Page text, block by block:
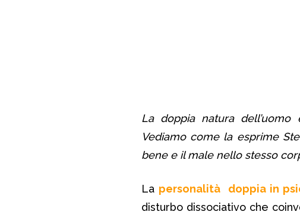
La doppia natura
Vediamo come la esprime
bene e il male nello stesso
La personalità doppia in
disturbo dissociativo che